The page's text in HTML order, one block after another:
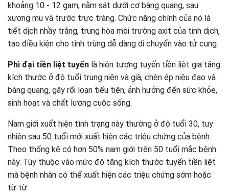
khoảng 10 - 12 gam, nằm sát dưới cơ bàng quang, sau
xương mu và trước trực tràng. Chức năng chính của nó là
tiết dịch nhầy trắng, trung hòa môi trường axit của tinh dịch,
tạo điều kiện cho tinh trùng dễ dàng di chuyển vào tử cung.
Phì đại tiền liệt tuyến là hiện tượng tuyến tiền liệt gia tăng
kích thước ở độ tuổi trung niên và già, chèn ép niệu đạo và
bàng quang, gây rối loạn tiểu tiện, ảnh hưởng đến sức khỏe,
sinh hoạt và chất lượng cuộc sống.
Nam giới xuất hiện tình trạng này thường ở độ tuổi 30, tuy
nhiên sau 50 tuổi mới xuất hiện các triệu chứng của bệnh.
Theo thống kê có hơn 50% nam giới trên 50 tuổi mắc bệnh
này. Tùy thuộc vào mức độ tăng kích thước tuyến tiền liệt
mà bệnh nhân có thể xuất hiện các triệu chứng sớm hoặc
từ từ.